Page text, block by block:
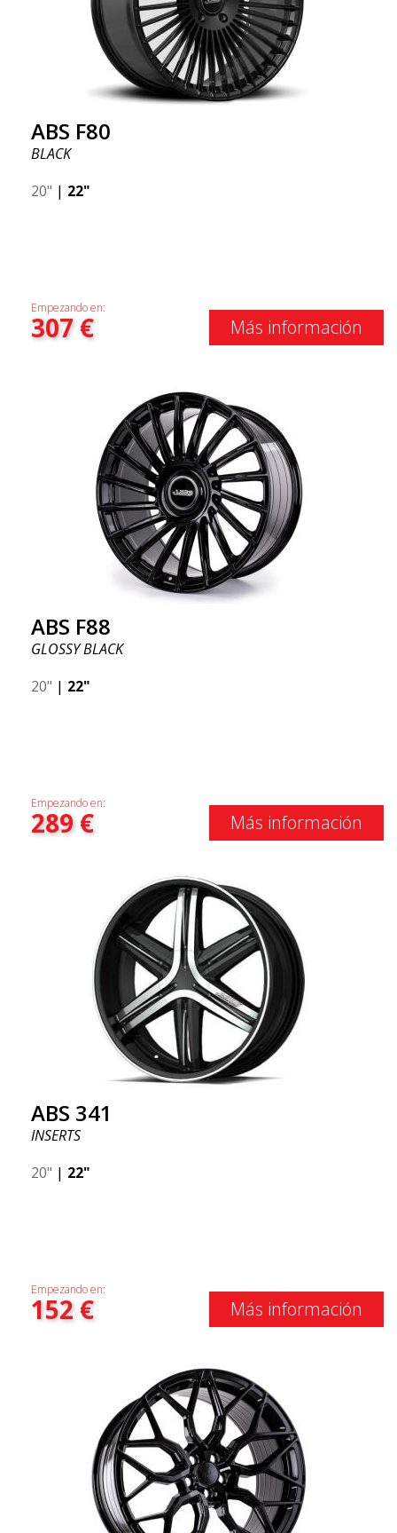
ABS F80
BLACK
20" | 22"
Empezando en:
307€ Más información
ABS F88
GLOSSY BLACK
20" | 22"
Empezando en:
289€ Más información
ABS 341
INSERTS
20" | 22"
Empezando en:
152€ Más información